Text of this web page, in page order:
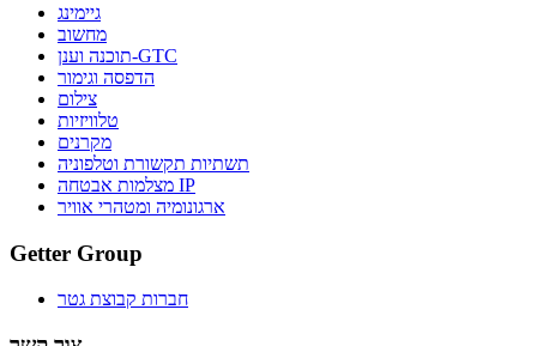
גיימינג
מחשוב
תוכנה וענן-GTC
הדפסה וגימור
צילום
טלוויזיות
מקרנים
תשתיות תקשורת וטלפוניה
מצלמות אבטחה IP
ארגונומיה ומטהרי אוויר
Getter Group
חברות קבוצת גטר